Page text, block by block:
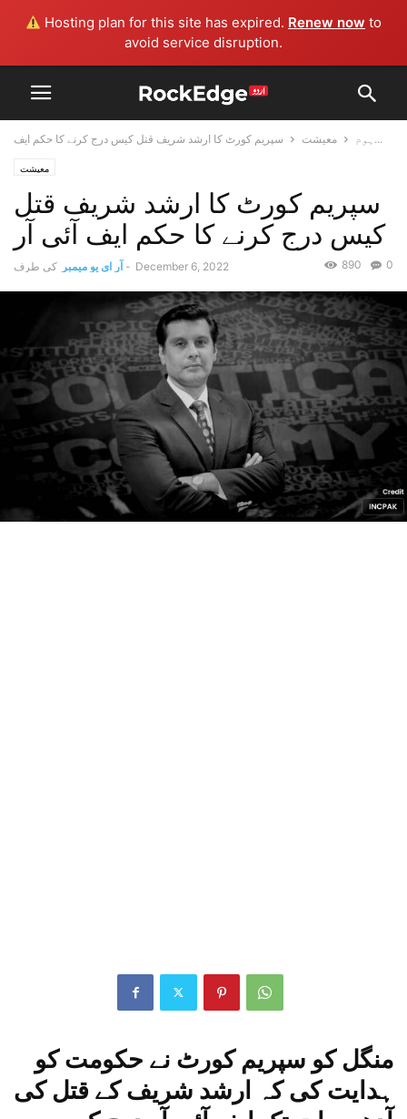
Hosting plan for this site has expired. Renew now to
avoid service disruption.
ہوم معیشت سپریم کورٹ کا ارشد شریف قتل کیس درج کرنے کا حکم ایف...
معیشت
سپریم کورٹ کا ارشد شریف قتل
کیس درج کرنے کا حکم ایف آئی آر
کی طرف آر ای یو میمبر - December 6, 2022 0
890
منگل کو سپریم کورٹ نے حکومت کو
ہدایت کی کہ ارشد شریف کے قتل کی